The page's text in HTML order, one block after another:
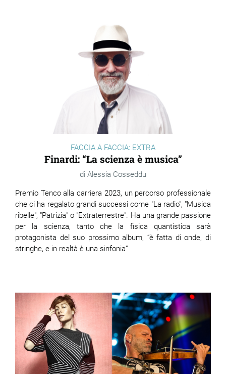
FACCIA A FACCIA: EXTRA
Finardi: “La scienza è musica”
Alessia Cosseddu
Premio Tenco alla carriera 2023, un percorso professionale
che ci ha regalato grandi successi come "La radio", "Musica
ribelle", "Patrizia" o "Extraterrestre". Ha una grande passione
per la scienza, tanto che la fisica quantistica sarà
protagonista del suo prossimo album, “è fatta di onde, di
stringhe, e in realtà è una sinfonia”